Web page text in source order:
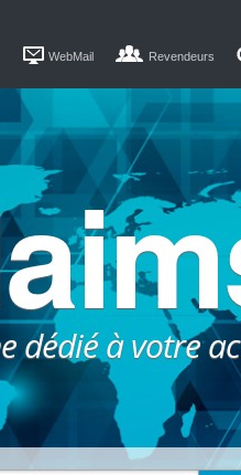
WebMail Revendeurs
dédié à votre